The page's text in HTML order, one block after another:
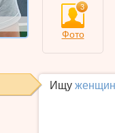
3
Фото
Ищу